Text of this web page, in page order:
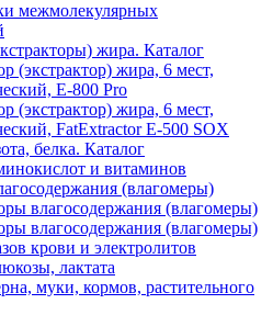
межмолекулярных
жира. Каталог
(экстрактор) жира, 6 мест,
E-800 Pro
(экстрактор) жира, 6 мест,
FatExtractor E-500 SOX
белка. Каталог
и витаминов
(влагомеры)
влагосодержания (влагомеры)
влагосодержания (влагомеры)
крови и электролитов
лактата
муки, кормов, растительного